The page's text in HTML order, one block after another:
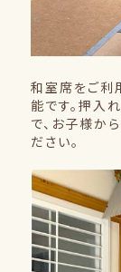
和室席をご利
能です。押入
で、お子様か
ださい。